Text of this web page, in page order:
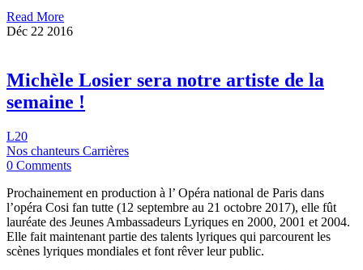
Read More
Déc 22 2016
Michèle Losier sera notre artiste de la
semaine !
L20
Nos chanteurs Carrières
0 Comments
Prochainement en production à l’ Opéra national de Paris dans
l’opéra Cosi fan tutte (12 septembre au 21 octobre 2017), elle fût
lauréate des Jeunes Ambassadeurs Lyriques en 2000, 2001 et 2004.
Elle fait maintenant partie des talents lyriques qui parcourent les
scènes lyriques mondiales et font rêver leur public.